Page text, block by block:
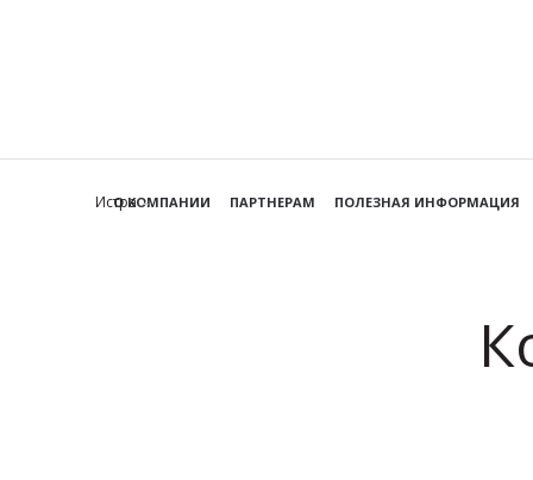
Истра
О КОМПАНИИ ПАРТНЕРАМ ПОЛЕЗНАЯ ИНФОРМАЦИЯ